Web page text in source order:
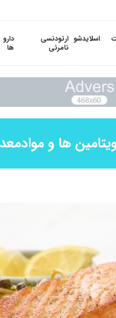
اسلایدشو ارتودنسی
نامرئی
دارو
ها
ها و